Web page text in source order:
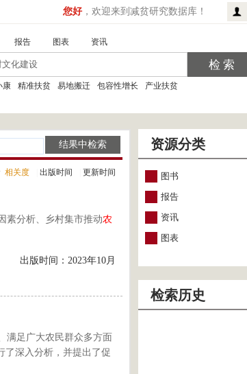
您好 ，欢迎来到减贫研究数据库！
报告 图表 资讯
康 精准扶贫 易地搬迁 包容性增长 产业扶贫
相关度 出版时间 更新时间
素分析、乡村集市推动农
出版时间：2023年10月
满足广大农民群众多方面
了深入分析，并提出了促
资源分类
图书
报告
资讯
图表
检索历史